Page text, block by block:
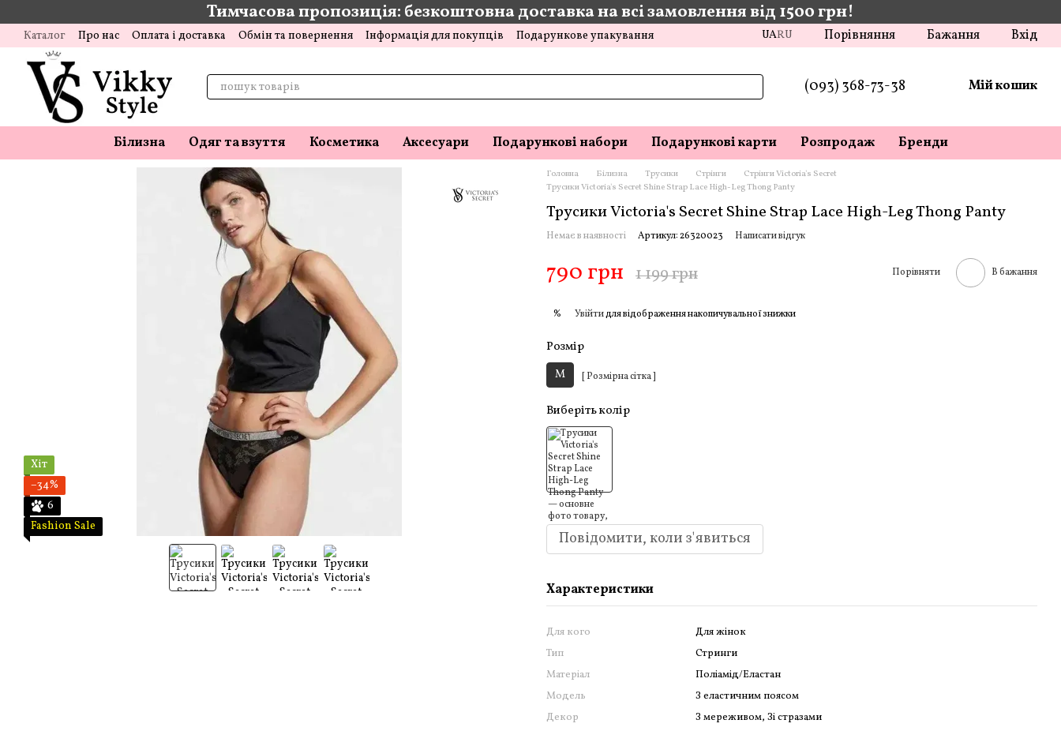
Тимчасова пропозиція: безкоштовна доставка на всі замовлення від 1500 грн!
Каталог Про нас Оплата і доставка Обмін та повернення Інформація для покупців
Подарункове упакування
Відгуки про магазин
Блог
UARU Порівняння Бажання Вхід
(093) 368-73-38 Мій кошик
Білизна Одяг та взуття Косметика Аксесуари Подарункові набори Подарункові карти Розпродаж Бренди
Хіт
−34%
6
Fashion Sale
Головна Білизна Трусики Стрінги
Стрінги Victoria's Secret
Трусики Victoria's Secret Shine Strap Lace High-Leg Thong Panty
Трусики Victoria's Secret Shine Strap Lace High-Leg Thong Panty
Немає в наявності Артикул: 26320023 Написати відгук
790 грн 1 199 грн Порівняти В бажання
% Увійтидля відображення накопичувальної знижки
Розмір
M [ Розмірна сітка ]
Виберіть колір
Повідомити, коли з'явиться
Характеристики
Для кого
Для жінок
Тип
Стринги
Матеріал
Поліамід/Еластан
Модель
З еластичним поясом
Декор
З мереживом, Зі стразами